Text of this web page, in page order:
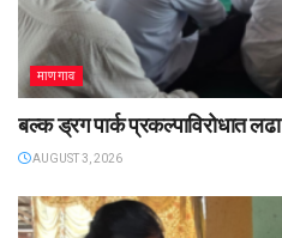
माणगाव
बल्क ड्रग पार्क प्रकल्पाविरोधात लढा
AUGUST 3, 2026